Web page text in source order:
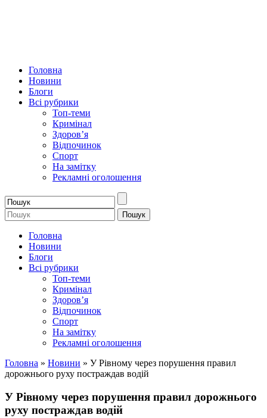
Головна
Новини
Блоги
Всі рубрики
Топ-теми
Кримінал
Здоров’я
Відпочинок
Спорт
На замітку
Рекламні оголошення
Головна
Новини
Блоги
Всі рубрики
Топ-теми
Кримінал
Здоров’я
Відпочинок
Спорт
На замітку
Рекламні оголошення
Головна » Новини » У Рівному через порушення правил
дорожнього руху постраждав водій
У Рівному через порушення правил дорожнього
руху постраждав водій